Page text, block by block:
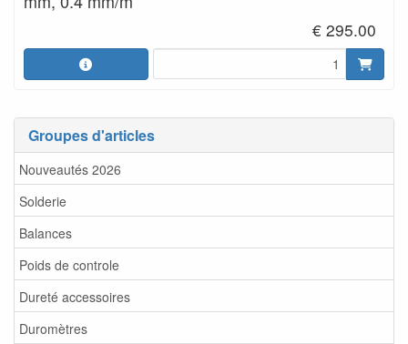
Groupes d'articles
Nouveautés 2026
Solderie
Balances
Poids de controle
Dureté accessoires
Duromètres
€ 295.00